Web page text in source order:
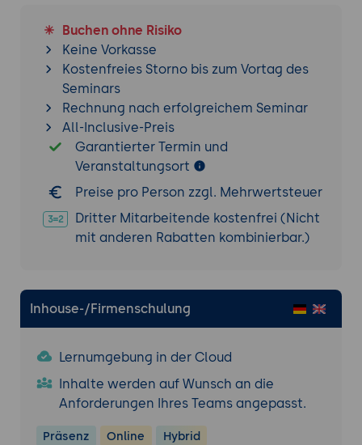
Buchen ohne Risiko
Keine Vorkasse
Kostenfreies Storno bis zum Vortag des
Seminars
Rechnung nach erfolgreichem Seminar
All-Inclusive-Preis
Garantierter Termin und
Veranstaltungsort
Preise pro Person zzgl. Mehrwertsteuer
Dritter Mitarbeitende kostenfrei (Nicht
mit anderen Rabatten kombinierbar.)
Inhouse-/Firmenschulung
Lernumgebung in der Cloud
Inhalte werden auf Wunsch an die
Anforderungen Ihres Teams angepasst.
Präsenz Online Hybrid